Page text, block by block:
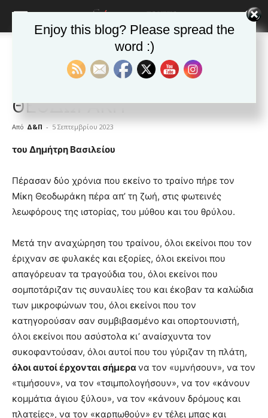
Δημοφιλή άρθρα ΕΙΔΗΣΕΙΣ Ελλαδα
ΜΝΗΜΗ ΜΙΚΗ
ΘΕΟΔΩΡΑΚΗ
Από Δ&Π - 5 Σεπτεμβρίου 2023
blonde
hot
cam
show.desi
lyons
teaches
you
the
of
pain.
pornhun
hd
porn
του Δημήτρη Βασιλείου
Πέρασαν δύο χρόνια που εκείνο το τραίνο πήρε τον
Μίκη Θεοδωράκη πέρα απ’ τη ζωή, στις φωτεινές
λεωφόρους της ιστορίας, του μύθου και του θρύλου.
Μετά την αναχώρηση του τραίνου, όλοι εκείνοι που τον
έριχναν σε φυλακές και εξορίες, όλοι εκείνοι που
απαγόρευαν τα τραγούδια του, όλοι εκείνοι που
σομποτάριζαν τις συναυλίες του και έκοβαν τα καλώδια
των μικροφώνων του, όλοι εκείνοι που τον
κατηγορούσαν σαν συμβιβασμένο και οπορτουνιστή,
όλοι εκείνοι που ασύστολα κι’ αναίσχυντα τον
συκοφαντούσαν, όλοι αυτοί που του γύριζαν τη πλάτη,
όλοι αυτοί έρχονται σήμερα να τον «υμνήσουν», να τον
«τιμήσουν», να τον «τσιμπολογήσουν», να τον «κάνουν
κομμάτια άγιου ξύλου», να τον «κάνουν δρόμους και
πλατείες», να τον «καρπωθούν» εν τέλει μπας και
Enjoy this blog? Please spread the
word :)